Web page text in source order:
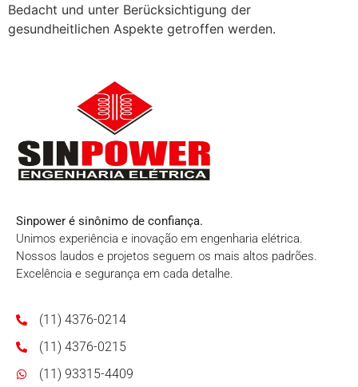
Bedacht und unter Berücksichtigung der
gesundheitlichen Aspekte getroffen werden.
Sinpower é sinônimo de confiança.
Unimos experiência e inovação em engenharia elétrica.
Nossos laudos e projetos seguem os mais altos padrões.
Excelência e segurança em cada detalhe.
(11) 4376-0214
(11) 4376-0215
(11) 93315-4409